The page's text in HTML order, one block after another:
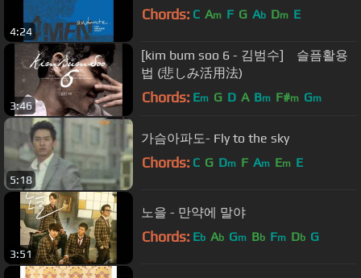
4:24
Chords: C Am F G Ab Dm E
3:46
[kim bum soo 6 - 김범수] 슬픔활용
법 (悲しみ活用法)
Chords: Em G D A Bm F#m Gm
5:18
가슴아파도- Fly to the sky
Chords: C G Dm F Am Em E
3:51
노을 - 만약에 말야
Chords: Eb Ab Gm Bb Fm Db G